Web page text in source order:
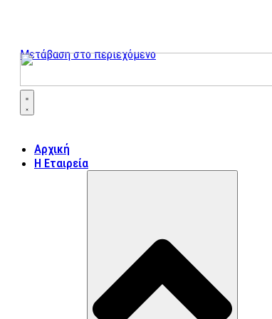
Μετάβαση στο περιεχόμενο
Αρχική
Η Εταιρεία